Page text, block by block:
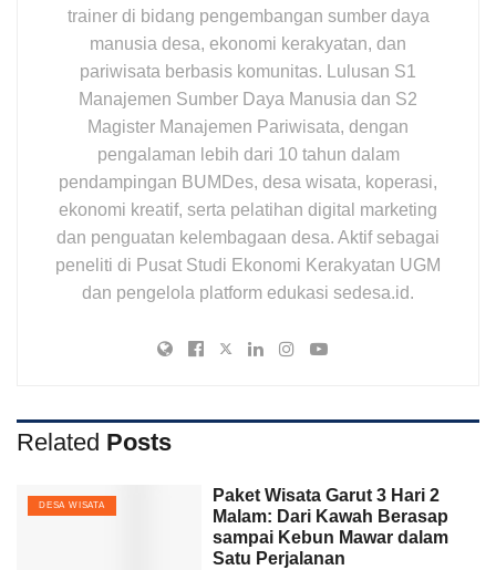
trainer di bidang pengembangan sumber daya
manusia desa, ekonomi kerakyatan, dan
pariwisata berbasis komunitas. Lulusan S1
Manajemen Sumber Daya Manusia dan S2
Magister Manajemen Pariwisata, dengan
pengalaman lebih dari 10 tahun dalam
pendampingan BUMDes, desa wisata, koperasi,
ekonomi kreatif, serta pelatihan digital marketing
dan penguatan kelembagaan desa. Aktif sebagai
peneliti di Pusat Studi Ekonomi Kerakyatan UGM
dan pengelola platform edukasi sedesa.id.
Related Posts
DESA WISATA
Paket Wisata Garut 3 Hari 2
Malam: Dari Kawah Berasap
sampai Kebun Mawar dalam
Satu Perjalanan